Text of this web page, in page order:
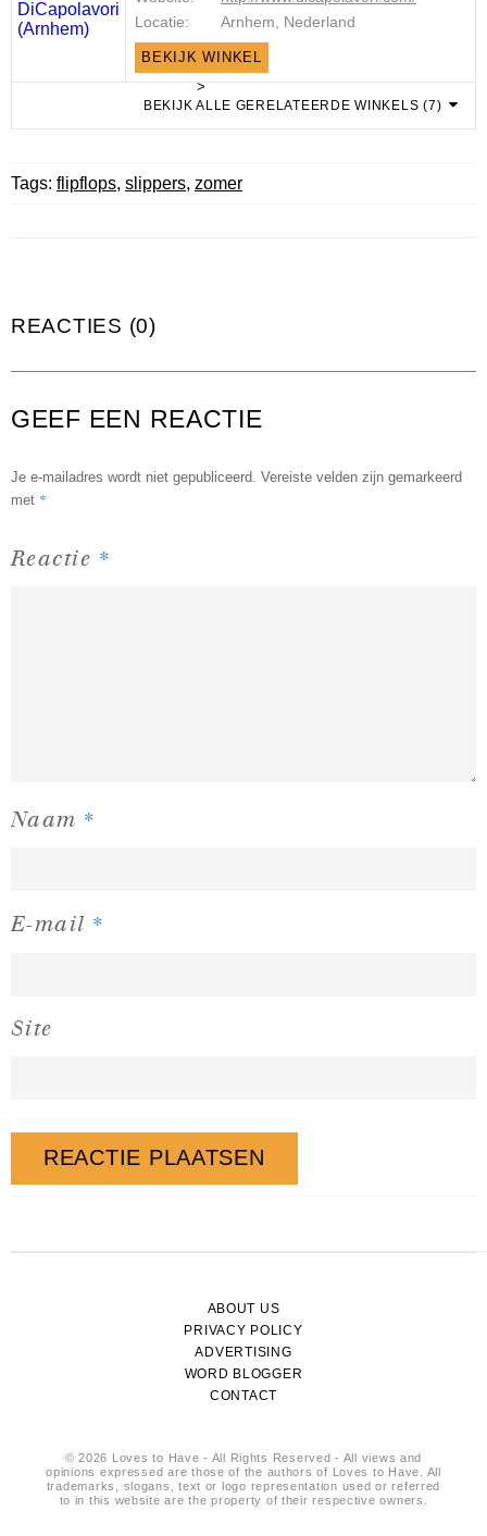
Locatie:
Arnhem, Nederland
BEKIJK WINKEL
>
BEKIJK ALLE GERELATEERDE WINKELS (7)
Tags: flipflops, slippers, zomer
REACTIES (0)
GEEF EEN REACTIE
Je e-mailadres wordt niet gepubliceerd. Vereiste velden zijn gemarkeerd
met *
Reactie *
Naam *
E-mail *
Site
ABOUT US
PRIVACY POLICY
ADVERTISING
WORD BLOGGER
CONTACT
© 2026 Loves to Have - All Rights Reserved - All views and
opinions expressed are those of the authors of Loves to Have. All
trademarks, slogans, text or logo representation used or referred
to in this website are the property of their respective owners.